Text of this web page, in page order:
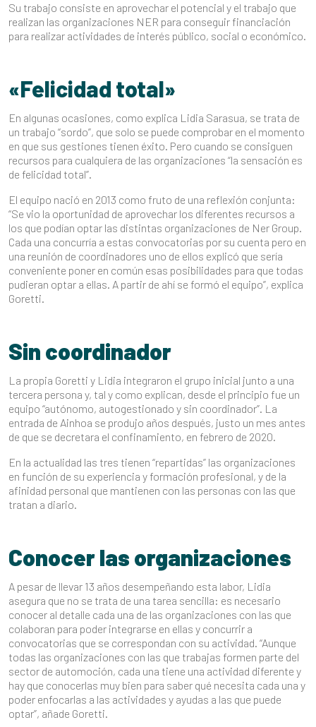
Su trabajo consiste en aprovechar el potencial y el trabajo que
realizan las organizaciones NER para conseguir financiación
para realizar actividades de interés público, social o económico.
«Felicidad total»
En algunas ocasiones, como explica Lidia Sarasua, se trata de
un trabajo “sordo”, que solo se puede comprobar en el momento
en que sus gestiones tienen éxito. Pero cuando se consiguen
recursos para cualquiera de las organizaciones “la sensación es
de felicidad total”.
El equipo nació en 2013 como fruto de una reflexión conjunta:
“Se vio la oportunidad de aprovechar los diferentes recursos a
los que podían optar las distintas organizaciones de Ner Group.
Cada una concurría a estas convocatorias por su cuenta pero en
una reunión de coordinadores uno de ellos explicó que sería
conveniente poner en común esas posibilidades para que todas
pudieran optar a ellas. A partir de ahí se formó el equipo”, explica
Goretti.
Sin coordinador
La propia Goretti y Lidia integraron el grupo inicial junto a una
tercera persona y, tal y como explican, desde el principio fue un
equipo “autónomo, autogestionado y sin coordinador”. La
entrada de Ainhoa se produjo años después, justo un mes antes
de que se decretara el confinamiento, en febrero de 2020.
En la actualidad las tres tienen “repartidas” las organizaciones
en función de su experiencia y formación profesional, y de la
afinidad personal que mantienen con las personas con las que
tratan a diario.
Conocer las organizaciones
A pesar de llevar 13 años desempeñando esta labor, Lidia
asegura que no se trata de una tarea sencilla: es necesario
conocer al detalle cada una de las organizaciones con las que
colaboran para poder integrarse en ellas y concurrir a
convocatorias que se correspondan con su actividad. “Aunque
todas las organizaciones con las que trabajas formen parte del
sector de automoción, cada una tiene una actividad diferente y
hay que conocerlas muy bien para saber qué necesita cada una y
poder enfocarlas a las actividades y ayudas a las que puede
optar”, añade Goretti.